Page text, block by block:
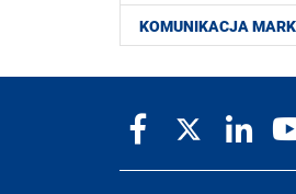
KOMUNIKACJA